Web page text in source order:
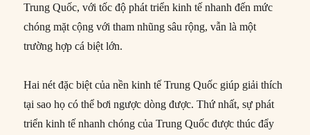
Trung Quốc, với tốc độ phát triển kinh tế nhanh đến mức
chóng mặt cộng với tham nhũng sâu rộng, vẫn là một
trường hợp cá biệt lớn.
Hai nét đặc biệt của nền kinh tế Trung Quốc giúp giải thích
tại sao họ có thể bơi ngược dòng được. Thứ nhất, sự phát
triển kinh tế nhanh chóng của Trung Quốc được thúc đẩy